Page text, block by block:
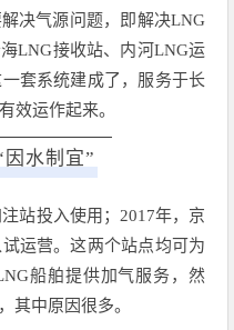
决气源问题，即解决LNG
LNG接收站、内河LNG运
套系统建成了，服务于长
效运作起来。
水制宜”
站投入使用；2017年，京
运营。这两个站点均可为
船舶提供加气服务，然
其中原因很多。